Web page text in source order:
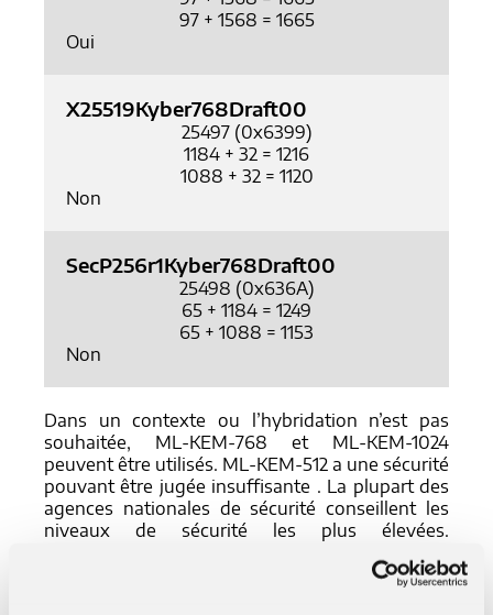
97 + 1568 = 1665
Oui
X25519Kyber768Draft00
25497 (0x6399)
1184 + 32 = 1216
1088 + 32 = 1120
Non
SecP256r1Kyber768Draft00
25498 (0x636A)
65 + 1184 = 1249
65 + 1088 = 1153
Non
Dans un contexte ou l’hybridation n’est pas
souhaitée, ML-KEM-768 et ML-KEM-1024
peuvent être utilisés. ML-KEM-512 a une sécurité
pouvant être jugée insuffisante . La plupart des
agences nationales de sécurité conseillent les
niveaux de sécurité les plus élevées.
SecP256r1Kyber768Draft00 sont des ébauches